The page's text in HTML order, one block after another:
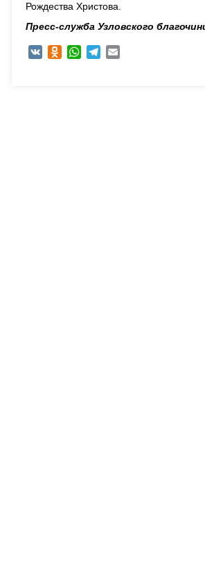
Рождества Христова.
Пресс-служба Узловского
VK Odnoklassniki
WhatsAppTelegram